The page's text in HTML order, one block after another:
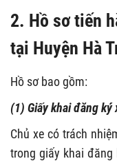
2. Hồ sơ tiến
tại Huyện Hà
Hồ sơ bao gồm:
(1) Giấy khai đăng ký
Chủ xe có trách
trong giấy khai đăng